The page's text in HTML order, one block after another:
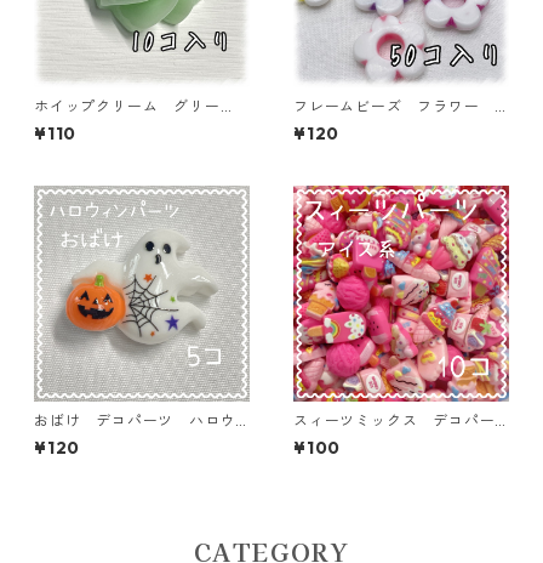
ホイップクリーム グリー
ン 10個入り デコパーツ
貼り付けパーツ【DP-CM-00
¥110
フレームビーズ フラワー
ミックス 50個入り【AB‐F
U13】
¥120
おばけ デコパーツ ハロウ
ィン 5個入り 貼り付けパー
ツ【DP-HLW-07】
¥120
スィーツミックス デコパー
ツ アイス系 10個入り 貼
り付けパーツ【DP-SW-IC-MI
¥100
CATEGORY